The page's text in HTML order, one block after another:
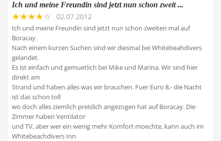
Ich und meine Freundin sind jetzt nun schon zweit ...
02.07.2012
Ich und meine Freundin sind jetzt nun schon zweiten mal auf
Boracay.
Nach einem kurzen Suchen sind wir diesmal bei Whitebeahdivers
gelandet.
Es ist einfach und gemuetlich bei Mike und Marina. Wir sind hier
direkt am
Strand und haben alles was wir brauchen. Fuer Euro 8,- die Nacht
ist das schon toll
wo doch alles ziemlich preislich angezogen hat auf Boracay. Die
Zimmer haben Ventilator
und TV, aber wer ein wenig mehr Komfort moechte, kann auch im
Whitebeachdivers Inn